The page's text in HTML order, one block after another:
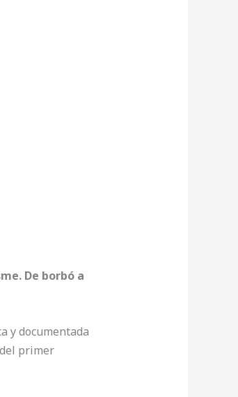
De borbó a
y documentada
primer